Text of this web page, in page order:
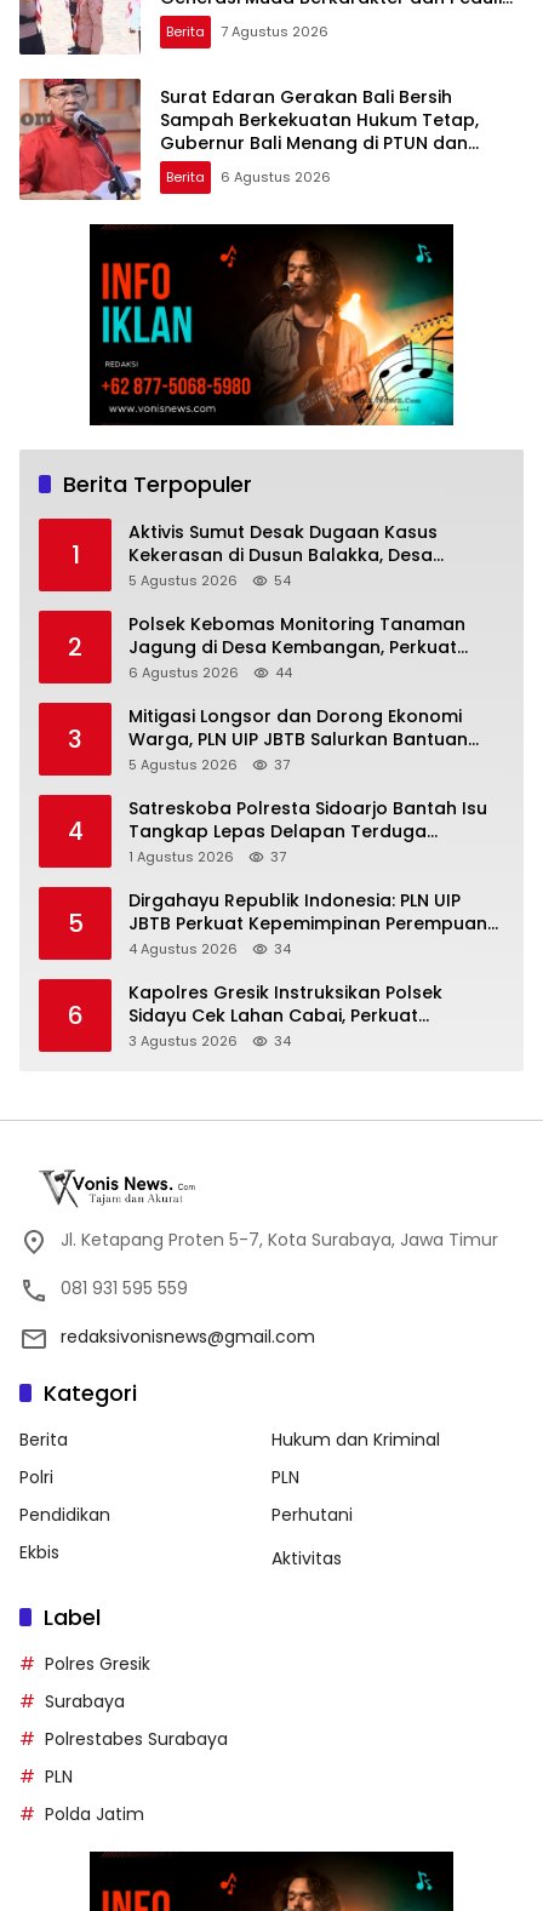
Kamtibmas
Berita 7 Agustus 2026
Surat Edaran Gerakan Bali Bersih
Sampah Berkekuatan Hukum Tetap,
Gubernur Bali Menang di PTUN dan
Banding
Berita 6 Agustus 2026
Berita Terpopuler
1
Aktivis Sumut Desak Dugaan Kasus
Kekerasan di Dusun Balakka, Desa
Gunung Malintang Diusut Tuntas
5 Agustus 2026 54
2
Polsek Kebomas Monitoring Tanaman
Jagung di Desa Kembangan, Perkuat
Dukungan Ketahanan Pangan Nasional
6 Agustus 2026 44
3
Mitigasi Longsor dan Dorong Ekonomi
Warga, PLN UIP JBTB Salurkan Bantuan
Konservasi 4.000 Pohon Aren Genjah Asal
5 Agustus 2026 37
4
Satreskoba Polresta Sidoarjo Bantah Isu
Tangkap Lepas Delapan Terduga
Penyalahgunaan Narkoba di Porong
1 Agustus 2026 37
5
Dirgahayu Republik Indonesia: PLN UIP
JBTB Perkuat Kepemimpinan Perempuan
melalui Srikandi Movement 2026
4 Agustus 2026 34
6
Kapolres Gresik Instruksikan Polsek
Sidayu Cek Lahan Cabai, Perkuat
Ketahanan Pangan dan Stabilitas Harga
3 Agustus 2026 34
Jl. Ketapang Proten 5-7, Kota Surabaya, Jawa Timur
081 931 595 559
redaksivonisnews@gmail.com
Kategori
Berita
Hukum dan Kriminal
Polri
PLN
Pendidikan
Perhutani
Ekbis
Aktivitas
Label
Polres Gresik
Surabaya
Polrestabes Surabaya
PLN
Polda Jatim